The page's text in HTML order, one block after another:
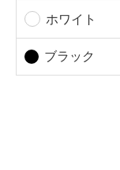
ホワイト
ブラック